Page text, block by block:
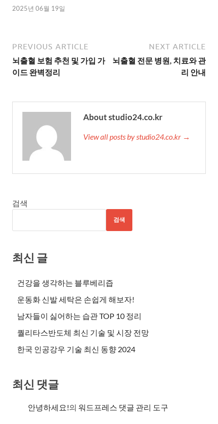
2025년 06월 19일
PREVIOUS ARTICLE
뇌출혈 보험 추천 및 가입 가
이드 완벽정리
NEXT ARTICLE
뇌출혈 전문 병원, 치료와 관
리 안내
About studio24.co.kr
View all posts by studio24.co.kr →
검색
검색
최신 글
건강을 생각하는 블루베리즙
운동화 신발 세탁은 손쉽게 해보자!
남자들이 싫어하는 습관 TOP 10 정리
퀄리타스반도체 최신 기술 및 시장 전망
한국 인공강우 기술 최신 동향 2024
최신 댓글
안녕하세요!의 워드프레스 댓글 관리 도구